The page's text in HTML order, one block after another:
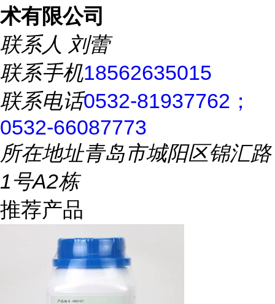
术有限公司
联系人 刘蕾
联系手机18562635015
联系电话0532-81937762；
0532-66087773
所在地址青岛市城阳区锦汇路
1号A2栋
推荐产品